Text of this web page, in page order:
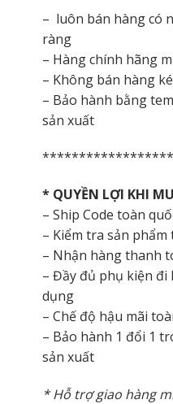
– luôn bán hàng có
ràng
– Hàng chính hãng
– Không bán hàng
– Bảo hành bằng
sản xuất
* QUYỀN LỢI KHI
– Ship Code toàn
– Kiểm tra sản phẩm
– Nhận hàng thanh
– Đầy đủ phụ kiện đi
dụng
– Chế độ hậu mãi
– Bảo hành 1 đổi 1
sản xuất
* Hỗ trợ giao hàng